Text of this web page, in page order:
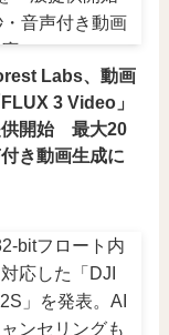
Labs、動画
3 Video」
供開始 最大20
き動画生成に